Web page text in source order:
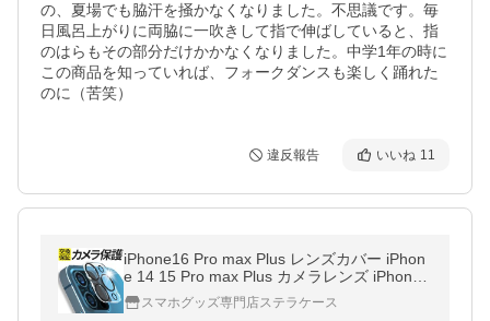
の、夏場でも脇汗を掻かなくなりました。不思議です。毎
日風呂上がりに両脇に一吹きして指で伸ばしていると、指
のはらもその部分だけかかなくなりました。中学1年の時に
この商品を知っていれば、フォークダンスも楽しく踊れた
のに（苦笑）
違反報告 いいね 11
iPhone16 Pro max Plus レンズカバー iPhon
e 14 15 Pro max Plus カメラレンズ iPhone
12 13 Pro max mini カメラカバー 保護フィ
ルム 全面保護 アイフォン
スマホグッズ専門店ステラケース